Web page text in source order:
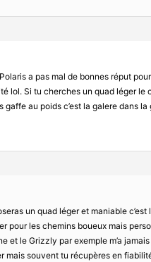
a pas mal de bonnes réput
lol. Si tu cherches un quad léger le
au poids c’est la galere dans la
un quad léger et maniable c’est
pour les chemins boueux mais
et le Grizzly par exemple m’a
mais souvent tu récupères en